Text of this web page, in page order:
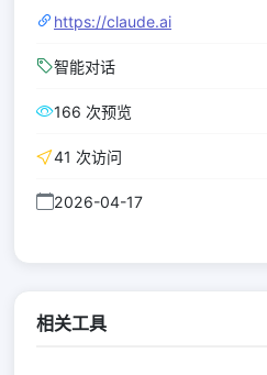
https://claude.ai
智能对话
166 次预览
41 次访问
2026-04-17
相关工具